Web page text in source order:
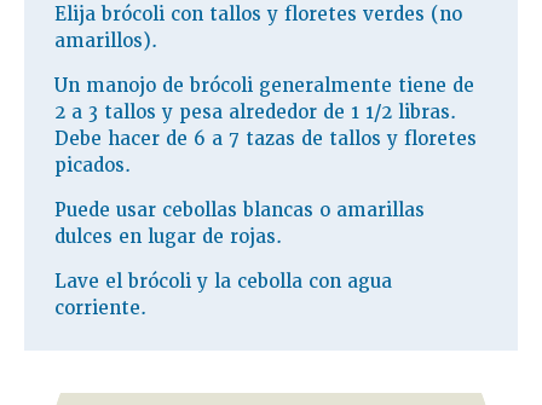
Elija brócoli con tallos y floretes verdes (no
amarillos).
Un manojo de brócoli generalmente tiene de
2 a 3 tallos y pesa alrededor de 1 1/2 libras.
Debe hacer de 6 a 7 tazas de tallos y floretes
picados.
Puede usar cebollas blancas o amarillas
dulces en lugar de rojas.
Lave el brócoli y la cebolla con agua
corriente.